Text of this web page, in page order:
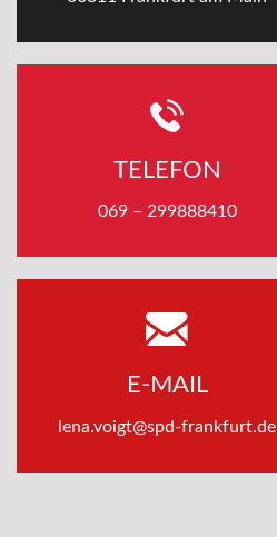
TELEFON
069 – 299888410
E-MAIL
lena.voigt@spd-frankfurt.de